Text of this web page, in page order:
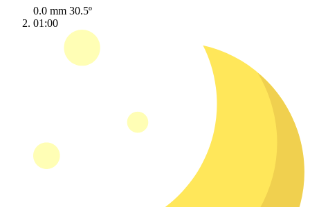
0.0 mm 30.5º
01:00